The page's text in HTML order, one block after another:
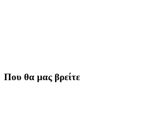
Που θα μας βρείτε